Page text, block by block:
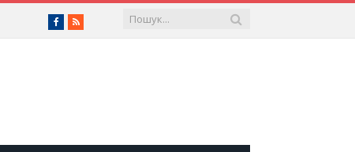
Facebook
RSS